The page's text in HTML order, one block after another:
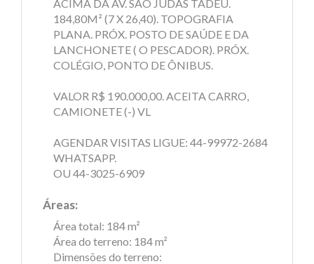
ACIMA DA AV. SÃO JUDAS TADEU.
184,80M² (7 X 26,40). TOPOGRAFIA
PLANA. PRÓX. POSTO DE SAÚDE E DA
LANCHONETE ( O PESCADOR). PRÓX.
COLÉGIO, PONTO DE ÔNIBUS.
VALOR R$ 190.000,00. ACEITA CARRO,
CAMIONETE (-) VL
AGENDAR VISITAS LIGUE: 44-99972-2684
WHATSAPP.
OU 44-3025-6909
Áreas:
Área total: 184 m²
Área do terreno: 184 m²
Dimensões do terreno: